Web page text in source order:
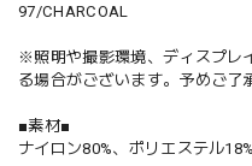
97/CHARCOAL
※照明や撮影環境、ディスプレ
る場合がございます。予めご了
■素材■
ナイロン80%、ポリエステル